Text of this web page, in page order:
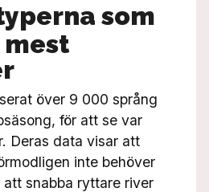
som
över 9 000 språng
för att se var
Deras data visar att
inte behöver
att snabba ryttare river